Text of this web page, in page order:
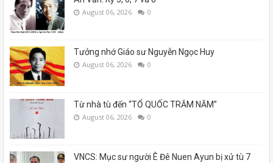
August 06, 2026 0
Tưởng nhớ Giáo sư Nguyễn Ngọc Huy
August 06, 2026 0
Từ nhà tù đến “TỔ QUỐC TRĂM NĂM”
August 06, 2026 0
VNCS: Mục sư người Ê Đê Nuen Ayun bị xử tù 7